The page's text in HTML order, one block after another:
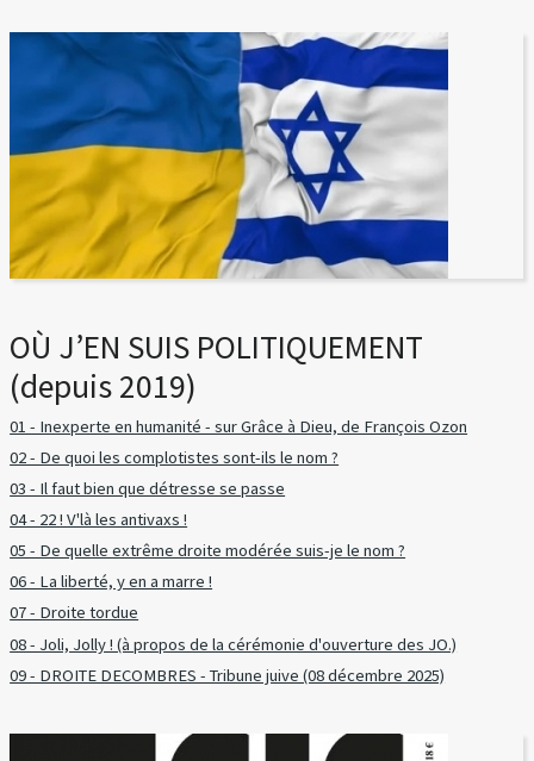
OÙ J’EN SUIS POLITIQUEMENT
(depuis 2019)
01 - Inexperte en humanité - sur Grâce à Dieu, de François Ozon
02 - De quoi les complotistes sont-ils le nom ?
03 - Il faut bien que détresse se passe
04 - 22 ! V'là les antivaxs !
05 - De quelle extrême droite modérée suis-je le nom ?
06 - La liberté, y en a marre !
07 - Droite tordue
08 - Joli, Jolly ! (à propos de la cérémonie d'ouverture des JO.)
09 - DROITE DECOMBRES - Tribune juive (08 décembre 2025)